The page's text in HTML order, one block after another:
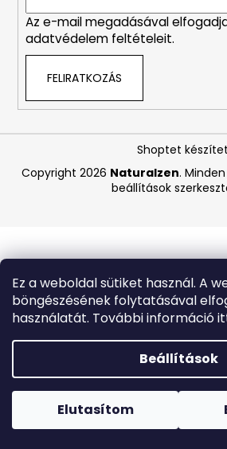
Ez a weboldal sütiket használ. A
böngészésének folytatásával
használatát. További információ
Beállítások
Elutasítom
Forró napokon nem javasoljuk a
történő kézbesítést. A magas
termékek átvételkor nem biztos, hogy
A
á
u
k
BIODERMA
PHOTODERM
PEDIATRICS
SPF
50+
(LEJÁRAT:
Az e-mail megadásával
adatvédelem feltételeit.
FELIRATKOZÁS
Shoptet
Copyright 2026 Naturalzen.
beállítások